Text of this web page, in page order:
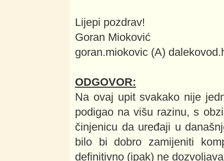
Lijepi pozdrav!
Goran Mioković
goran.miokovic (A)
ODGOVOR:
Na ovaj upit svakako nije
podigao na višu razinu, s
činjenicu da uređaji u
bilo bi dobro zamijeniti
definitivno (ipak) ne